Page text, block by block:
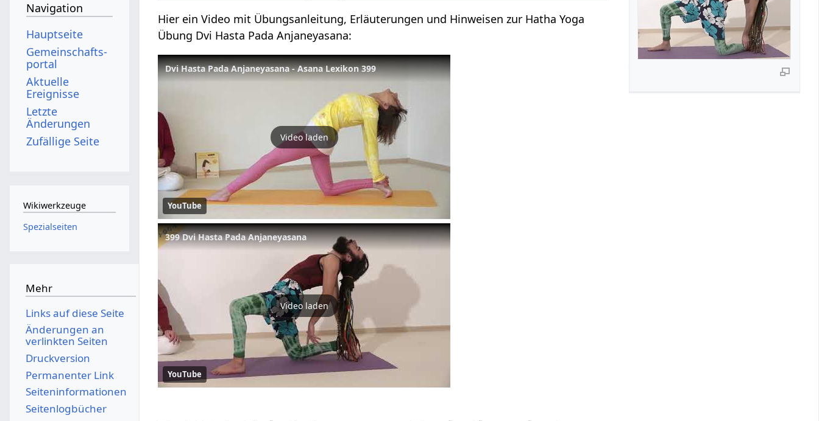
Hier ein Video mit Übungsanleitung, Erläuterungen und Hinweisen zur Hatha Yoga
Übung Dvi Hasta Pada Anjaneyasana:
Dvi Hasta Pada Anjaneyasana - Asana Lexikon 399
Video laden
YouTube
399 Dvi Hasta Pada Anjaneyasana
Video laden
YouTube
Navigation
Hauptseite
Gemeinschafts­
portal
Aktuelle
Ereignisse
Letzte
Änderungen
Zufällige Seite
Wikiwerkzeuge
Spezialseiten
Mehr
Links auf diese Seite
Änderungen an
verlinkten Seiten
Druckversion
Permanenter Link
Seiten­­informationen
Seitenlogbücher